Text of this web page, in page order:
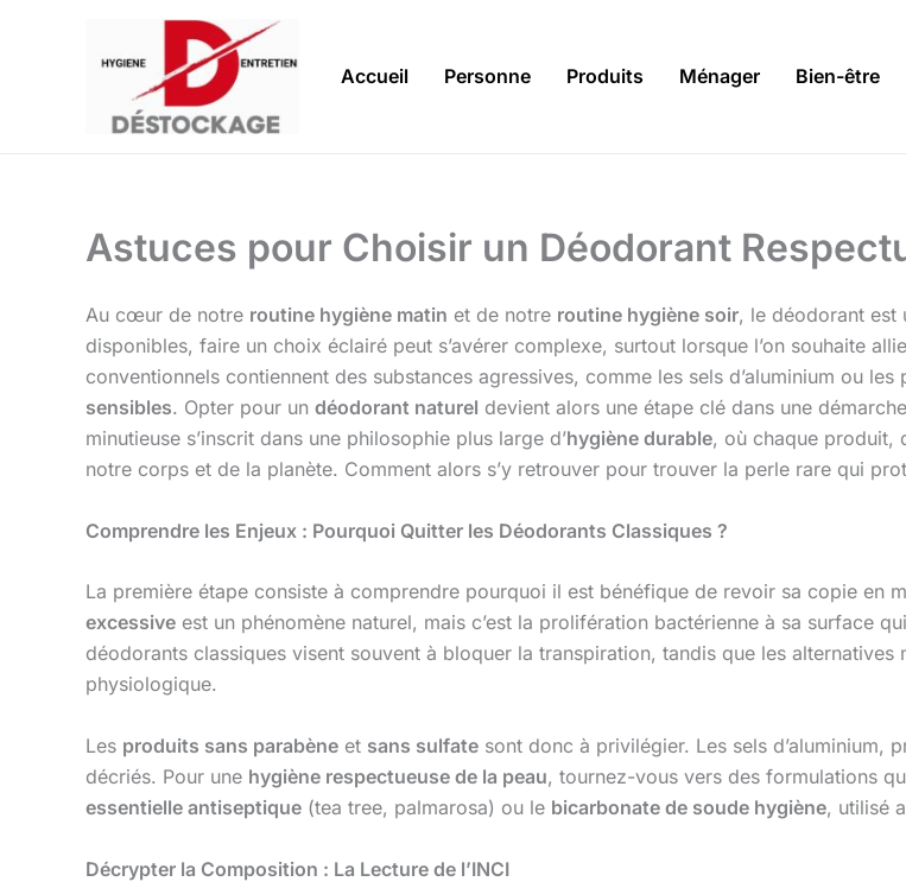
Accueil Personne Produits Ménager Bien-être
Astuces pour Choisir un Déodorant
Au cœur de notre routine hygiène matin et de notre routine hygiène soir, le déodorant est
disponibles, faire un choix éclairé peut s’avérer complexe, surtout lorsque l’on souhaite
conventionnels contiennent des substances agressives, comme les sels d’aluminium ou
sensibles. Opter pour un déodorant naturel devient alors une étape clé dans une
minutieuse s’inscrit dans une philosophie plus large d’hygiène durable, où chaque produit,
notre corps et de la planète. Comment alors s’y retrouver pour trouver la perle rare qui
Comprendre les Enjeux : Pourquoi Quitter les Déodorants Classiques ?
La première étape consiste à comprendre pourquoi il est bénéfique de revoir sa copie en
excessive est un phénomène naturel, mais c’est la prolifération bactérienne à sa surface
déodorants classiques visent souvent à bloquer la transpiration, tandis que les
physiologique.
Les produits sans parabène et sans sulfate sont donc à privilégier. Les sels d’aluminium,
décriés. Pour une hygiène respectueuse de la peau, tournez-vous vers des formulations
essentielle antiseptique (tea tree, palmarosa) ou le bicarbonate de soude hygiène, utilisé
Décrypter la Composition : La Lecture de l’INCI